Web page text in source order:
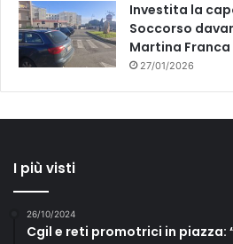
Investita la
Soccorso
Martina Franca
27/01/2026
I più visti
26/10/2024
Cgil e reti promotrici in piazza: